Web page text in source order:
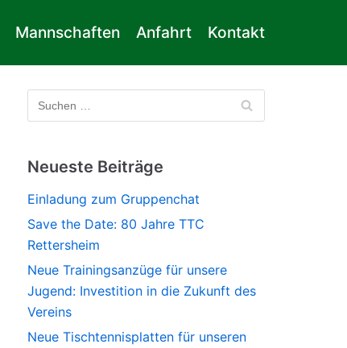
Mannschaften Anfahrt Kontakt
Neueste Beiträge
Einladung zum Gruppenchat
Save the Date: 80 Jahre TTC
Rettersheim
Neue Trainingsanzüge für unsere
Jugend: Investition in die Zukunft des
Vereins
Neue Tischtennisplatten für unseren